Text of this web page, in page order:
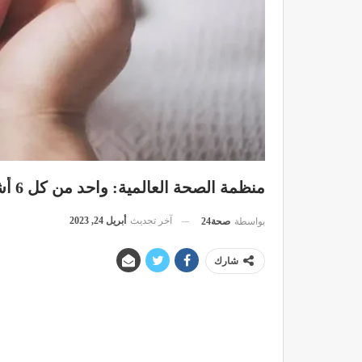
منظمة الصحة العالمية: واحد من كل 6 أشخاص مصاب بالعقم
بواسطة صحة24 آخر تحديث أبريل 24, 2023
شارك